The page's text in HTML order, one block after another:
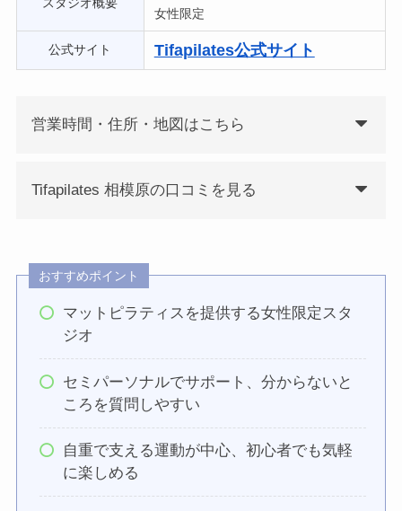
女性限定
公式サイト Tifapilates公式サイト
営業時間・住所・地図はこちら
Tifapilates 相模原の口コミを見る
おすすめポイント
マットピラティスを提供する女性限定スタ
ジオ
セミパーソナルでサポート、分からないと
ころを質問しやすい
自重で支える運動が中心、初心者でも気軽
に楽しめる